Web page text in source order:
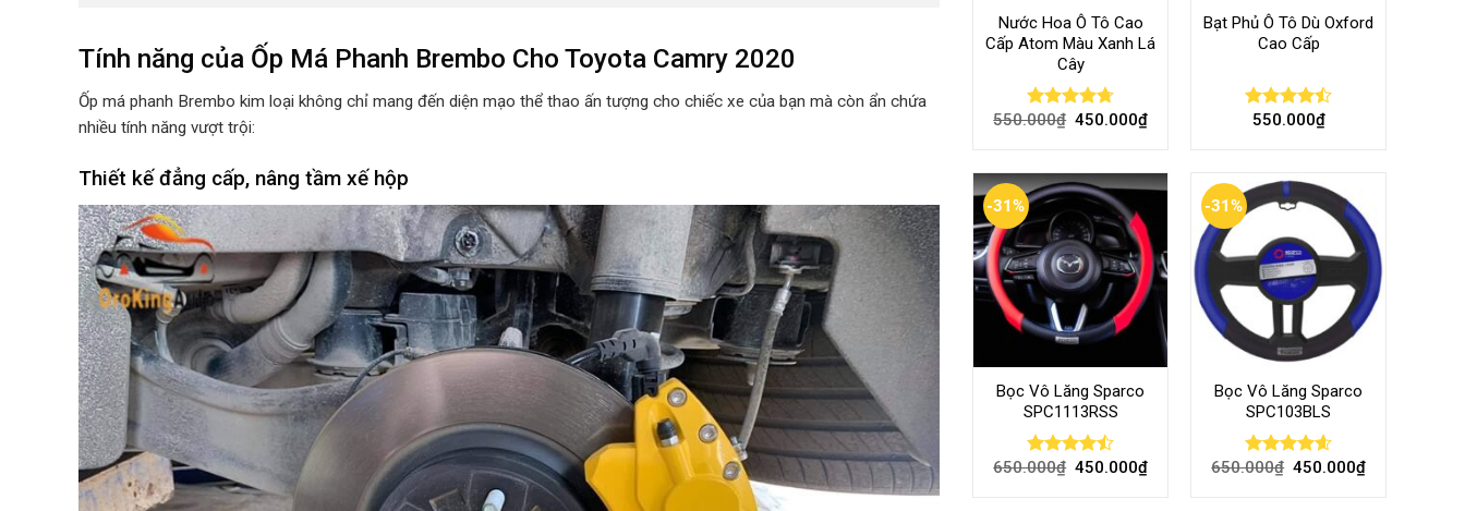
Tính năng của Ốp Má Phanh Brembo Cho Toyota Camry 2020
Ốp má phanh Brembo kim loại không chỉ mang đến diện mạo thể thao ấn tượng cho chiếc xe của bạn mà còn ẩn chứa
nhiều tính năng vượt trội:
Thiết kế đẳng cấp, nâng tầm xế hộp
Nước Hoa Ô Tô Cao
Cấp Atom Màu Xanh Lá
Cây
Rated4.70
550.000₫ 450.000₫
Bạt Phủ Ô Tô Dù Oxford
Cao Cấp
Rated
550.000₫
-31%
Bọc Vô Lăng Sparco
SPC1113RSS
Rated
650.000₫ 450.000₫
-31%
Bọc Vô Lăng Sparco
SPC103BLS
Rated4.57
650.000₫ 450.000₫